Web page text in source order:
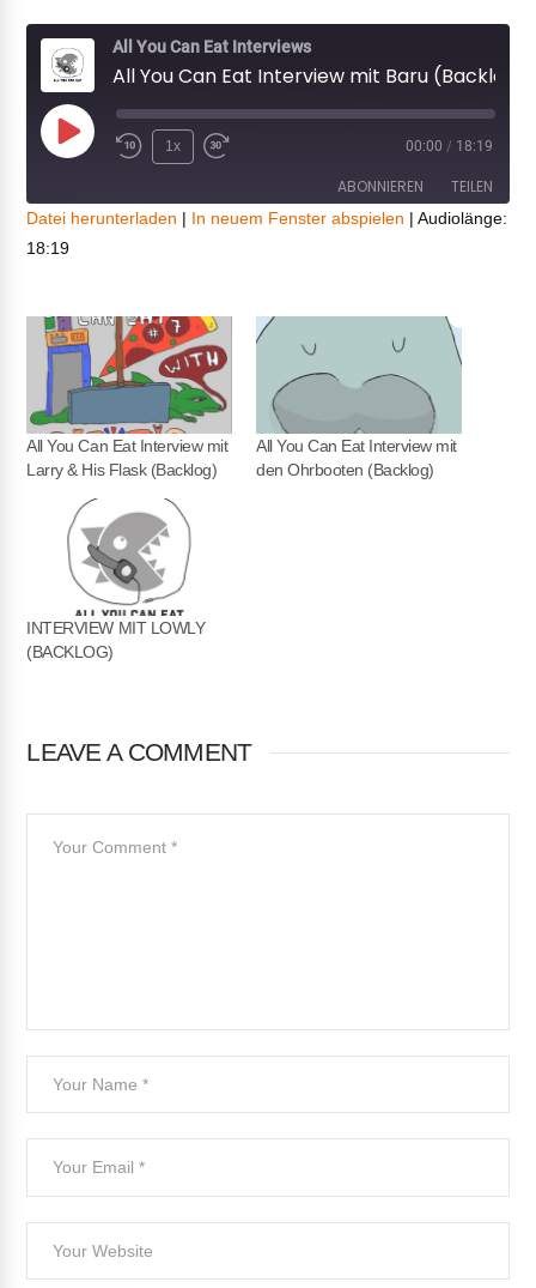
All You Can Eat Interviews
All You Can Eat Interview mit Baru (Backlog)
Play
1x 00:00 / 18:19
ABONNIEREN TEILEN
TEILEN
EMBED
Datei herunterladen | In neuem Fenster abspielen |Audiolänge:
18:19
All You Can Eat Interview mit
Larry & His Flask (Backlog)
All You Can Eat Interview mit
den Ohrbooten (Backlog)
INTERVIEW MIT LOWLY
(BACKLOG)
LEAVE A COMMENT